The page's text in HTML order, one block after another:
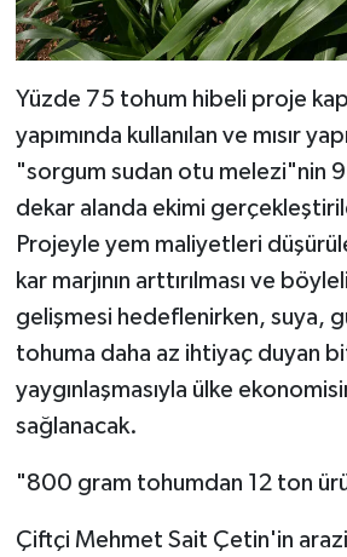
Yüzde 75 tohum hibeli proje
yapımında kullanılan ve mısır
"sorgum sudan otu melezi"nin
dekar alanda ekimi
Projeyle yem maliyetleri
kar marjının arttırılması ve
gelişmesi hedeflenirken, suya,
tohuma daha az ihtiyaç duyan
yaygınlaşmasıyla ülke
sağlanacak.
"800 gram tohumdan 12 ton
Çiftçi Mehmet Sait Çetin'in